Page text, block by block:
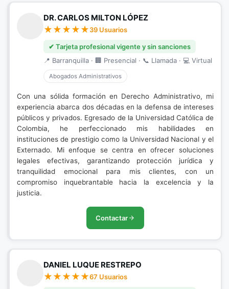
DR. CARLOS MILTON LÓPEZ
39 Usuarios
✔ Tarjeta profesional vigente y sin sanciones
📍 Barranquilla · 🏢 Presencial · 📞 Llamada · 💻 Virtual
Abogados Administrativos
Con una sólida formación en Derecho Administrativo, mi
experiencia abarca dos décadas en la defensa de intereses
públicos y privados. Egresado de la Universidad Católica de
Colombia, he perfeccionado mis habilidades en
instituciones de prestigio como la Universidad Nacional y el
Externado. Mi enfoque se centra en ofrecer soluciones
legales efectivas, garantizando protección jurídica y
tranquilidad emocional para mis clientes, con un
compromiso inquebrantable hacia la excelencia y la
justicia.
Contactar
DANIEL LUQUE RESTREPO
67 Usuarios